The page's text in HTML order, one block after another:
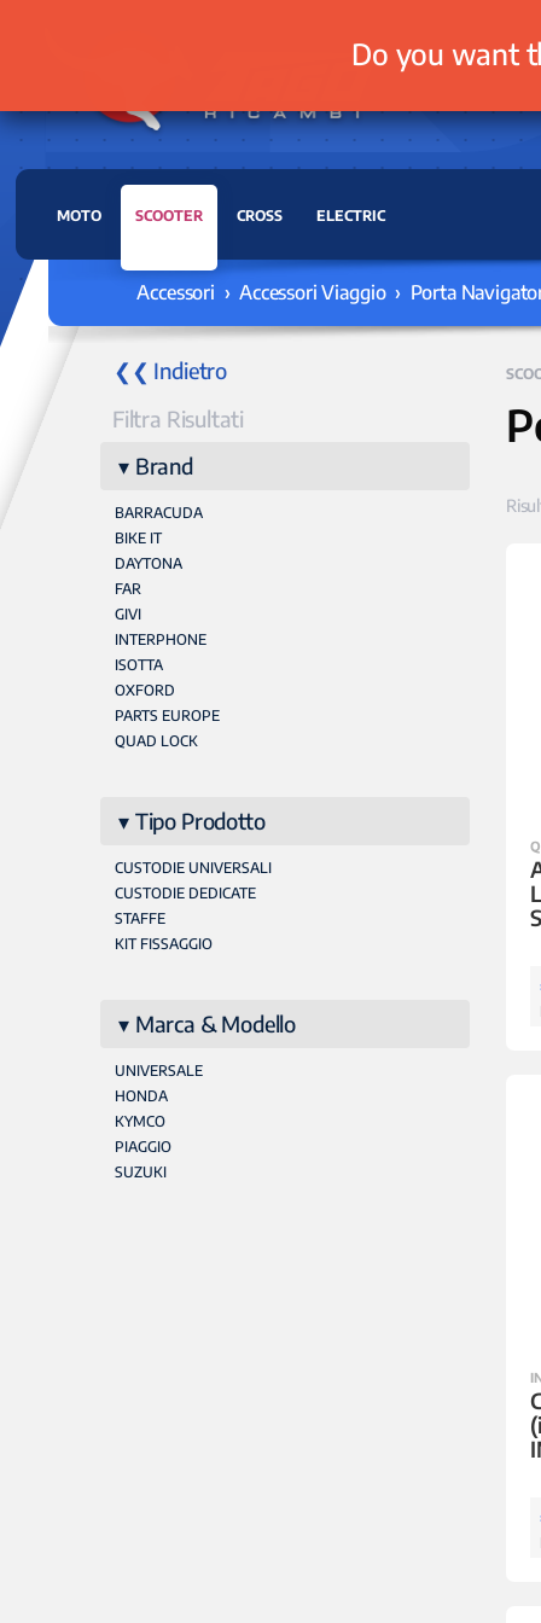
MOTO SCOOTER CROSS ELECTRIC
Accessori › Accessori Viaggio › Porta
❮❮ Indietro
Filtra Risultati
Brand
BARRACUDA
BIKE IT
DAYTONA
FAR
GIVI
INTERPHONE
ISOTTA
OXFORD
PARTS EUROPE
QUAD LOCK
Tipo Prodotto
CUSTODIE UNIVERSALI
CUSTODIE DEDICATE
STAFFE
KIT FISSAGGIO
Marca & Modello
UNIVERSALE
HONDA
KYMCO
PIAGGIO
SUZUKI
Do you want